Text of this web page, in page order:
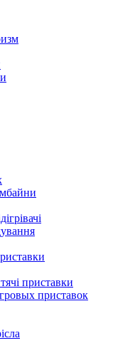
приставки
приставок